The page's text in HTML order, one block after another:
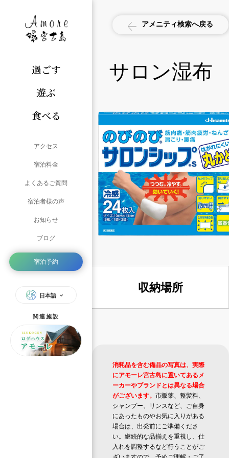
過ごす
遊ぶ
食べる
アクセス
宿泊料金
よくあるご質問
宿泊者様の声
お知らせ
ブログ
宿泊予約
日本語
関連施設
アメニティ検索へ戻る
サロン湿布
収納場所
消耗品を含む備品の写真は、実際
にアモーレ宮古島に置いてあるメ
ーカーやブランドとは異なる場合
がございます。 市販薬、整髪料、
シャンプー、リンスなど、ご自身
にあったものやお気に入りがある
場合は、出発前にご準備くださ
い。継続的な品揃えを重視し、仕
入れを調整するなど行うことがご